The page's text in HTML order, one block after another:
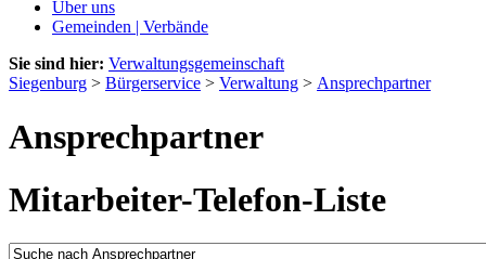
Über uns
Gemeinden | Verbände
Sie sind hier: Verwaltungsgemeinschaft
Siegenburg > Bürgerservice > Verwaltung > Ansprechpartner
Ansprechpartner
Mitarbeiter-Telefon-Liste